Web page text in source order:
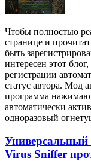
Чтобы полностью
странице и
быть
интересен этот
регистрации
статус автора. Мод
программа
автоматически
одноразовый
Virus Sniffer